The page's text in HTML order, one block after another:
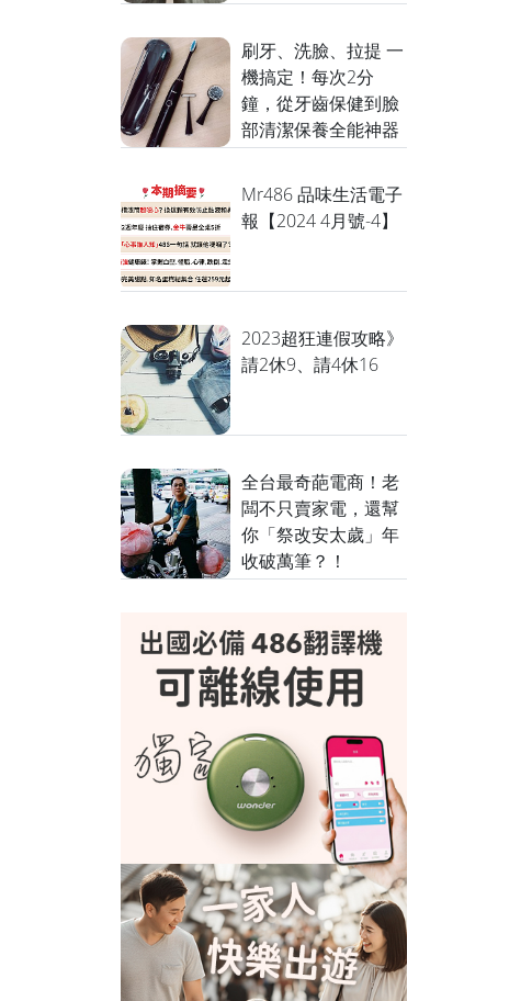
刷牙、洗臉、拉提 一
機搞定！每次2分
鐘，從牙齒保健到臉
部清潔保養全能神器
Mr486 品味生活電子
報【2024 4月號-4】
2023超狂連假攻略》
請2休9、請4休16
全台最奇葩電商！老
闆不只賣家電，還幫
你「祭改安太歲」年
收破萬筆？！